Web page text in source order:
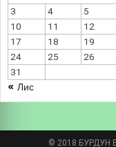
3
4 5
10
11 12
17
18 19
24
25 26
31
« Лис
© 2018 БУРДУН